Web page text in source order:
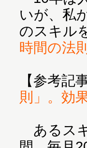
いが、私
のスキル
時間の法
【参考記
則」。効
あるス